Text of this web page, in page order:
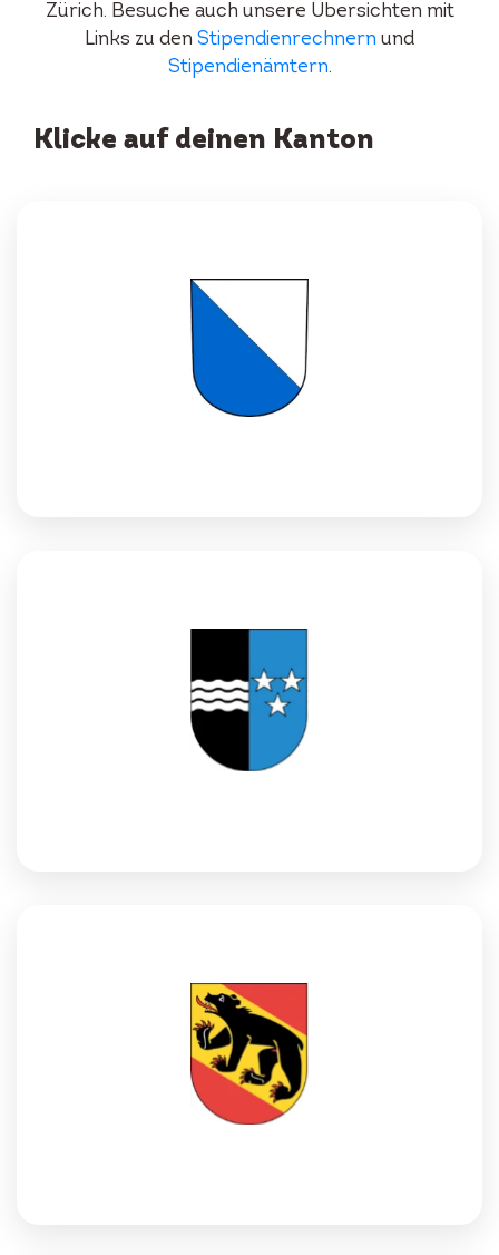
Zürich. Besuche auch unsere Übersichten mit
Links zu den Stipendienrechnern und
Stipendienämtern.
Klicke auf deinen Kanton